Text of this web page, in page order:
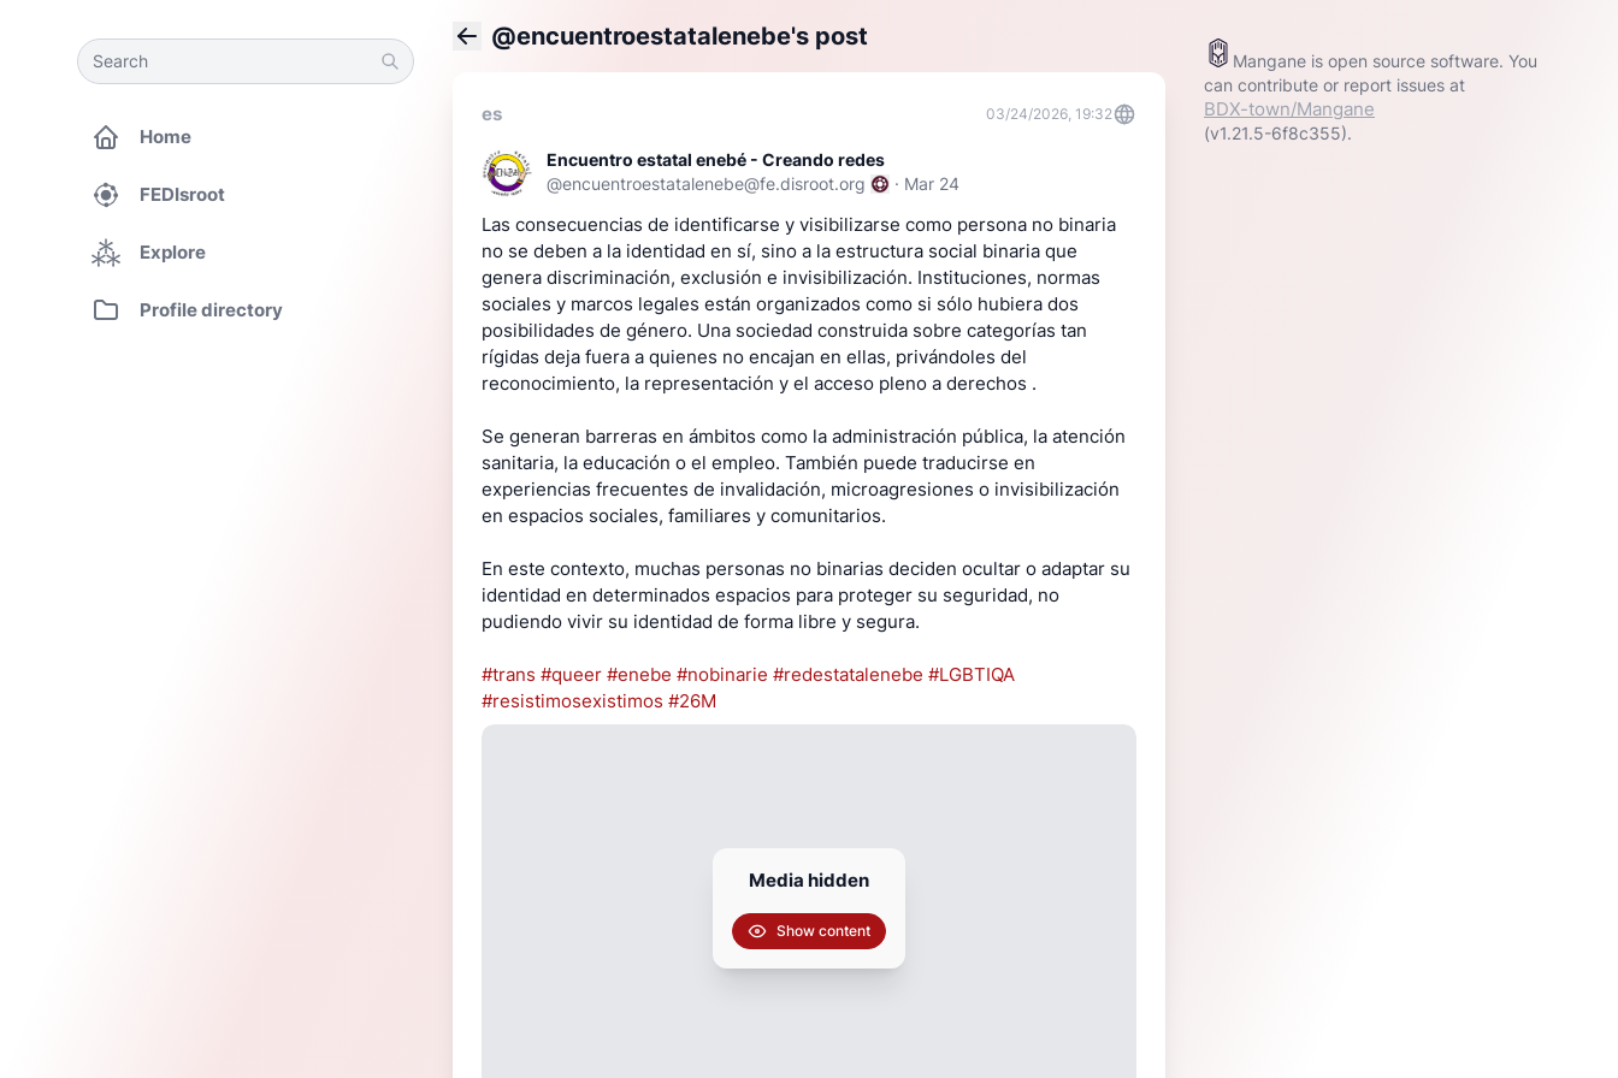
Search
Search
Home
FEDIsroot
Explore
Profile directory
@encuentroestatalenebe's post
es 03/24/2026, 19:32
Encuentro estatal enebé - Creando redes
@encuentroestatalenebe@fe.disroot.org · Mar 24
Las consecuencias de identificarse y visibilizarse como persona no binaria
no se deben a la identidad en sí, sino a la estructura social binaria que
genera discriminación, exclusión e invisibilización. Instituciones, normas
sociales y marcos legales están organizados como si sólo hubiera dos
posibilidades de género. Una sociedad construida sobre categorías tan
rígidas deja fuera a quienes no encajan en ellas, privándoles del
reconocimiento, la representación y el acceso pleno a derechos .
Se generan barreras en ámbitos como la administración pública, la atención
sanitaria, la educación o el empleo. También puede traducirse en
experiencias frecuentes de invalidación, microagresiones o invisibilización
en espacios sociales, familiares y comunitarios.
En este contexto, muchas personas no binarias deciden ocultar o adaptar su
identidad en determinados espacios para proteger su seguridad, no
pudiendo vivir su identidad de forma libre y segura.
#trans #queer #enebe #nobinarie #redestatalenebe #LGBTIQA
#resistimosexistimos #26M
Media hidden
Show content
Mangane is open source software. You
can contribute or report issues at
BDX-town/Mangane
(v1.21.5-6f8c355).